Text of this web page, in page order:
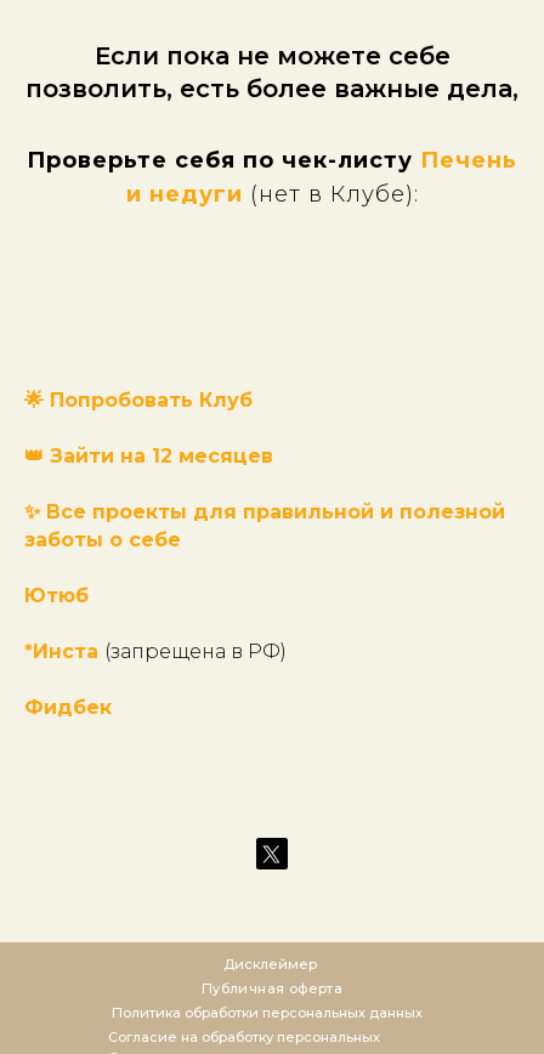
Если пока не можете себе
позволить, есть более важные дела,
Проверьте себя по чек-листу Печень
и недуги (нет в Клубе):
🌟 Попробовать Клуб
👑 Зайти на 12 месяцев
✨ Все проекты для правильной и полезной
заботы о себе
Ютюб
*Инста (запрещена в РФ)
Фидбек
Публичная оферта
Дисклеймер
Политика обработки персональных данных
Согласие на обработку персональных